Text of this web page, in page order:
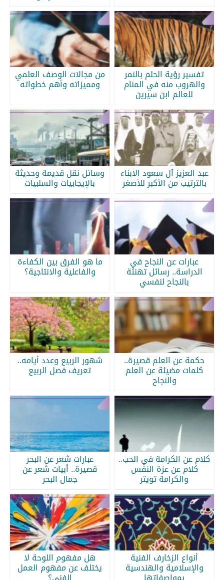
تفسير رؤية الحلم بالنمر
والهروب منه في المنام
للعالم ابن سيرين
من مجالات الوصف العلمي
ومميزاته وأهم خطواته
عبد العزيز آل سعود الابناء
بالترتيب من الأكبر للأصغر
وسائل نقل قديمة وحديثة
بالإيجابيات والسلبيات
عبارات عن النجاح في
الدراسة.. رسائل تهنئة
بالنجاح لنفسي
ما هو الفرق بين الكفاءة
والفاعلية والانتاجية؟
حكمة عن العلم قصيرة..
كلمات مضيئة عن العلم
والنجاح
شهور الربيع وعدد أيامه..
تعريف فصل الربيع
كلام عن الكرامة في الحب..
كلام عن عزة النفس
والكرامة تويتر
عبارات شعر عن البحر
قصيرة.. أبيات شعر عن
جمال البحر
أنواع الزخارف الفنية
والإسلامية والهندسية
هل مفهوم اللوحة لا
يختلف عن مفهوم العمل